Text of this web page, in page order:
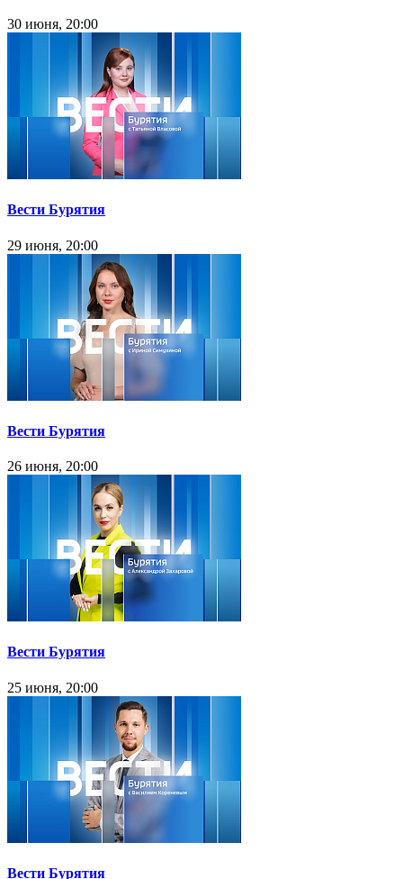
30 июня, 20:00
Вести Бурятия
29 июня, 20:00
Вести Бурятия
26 июня, 20:00
Вести Бурятия
25 июня, 20:00
Вести Бурятия